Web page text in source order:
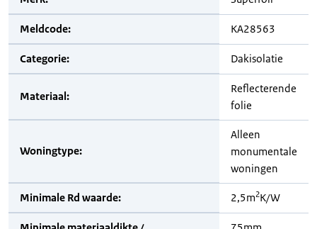
Meldcode: KA28563
Categorie: Dakisolatie
Materiaal:
Reflecterende
folie
Woningtype:
Alleen
monumentale
woningen
Minimale Rd waarde: 2,5m2K/W